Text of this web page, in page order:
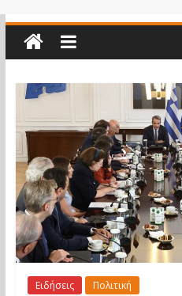
Ειδήσεις Πολιτική